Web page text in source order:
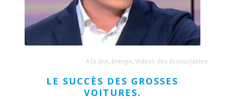
A la Une Energie ,Vidéos des éconoclastes
LE SUCCÈS DES GROSSES
VOITURES.